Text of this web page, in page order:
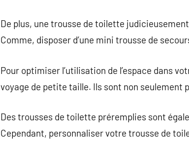
De plus, une trousse de toilette
Comme, disposer d’une mini trousse de
Pour optimiser l’utilisation de l’espace dans
voyage de petite taille. Ils sont non seulement
Des trousses de toilette préremplies sont
Cependant, personnaliser votre trousse de